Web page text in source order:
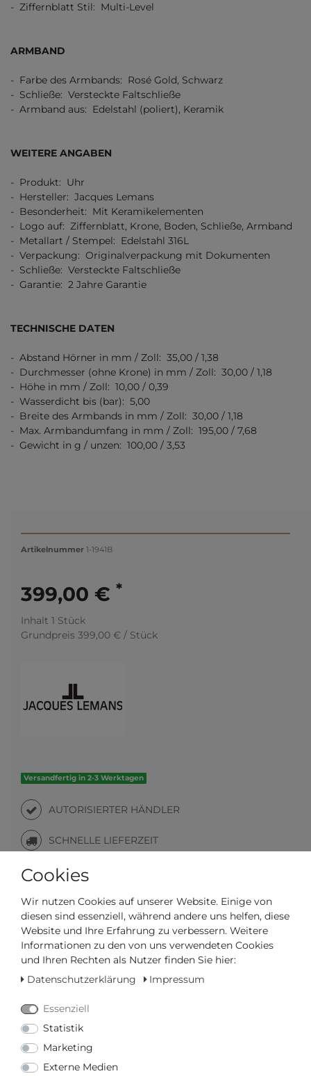
- Ziffernblatt Stil: Multi-Level
ARMBAND
- Farbe des Armbands: Rosé Gold, Schwarz
- Schließe: Versteckte Faltschließe
- Armband aus: Edelstahl (poliert), Keramik
WEITERE ANGABEN
- Produkt: Uhr
- Hersteller: Jacques Lemans
- Besonderheit: Mit Keramikelementen
- Logo auf: Ziffernblatt, Krone, Boden, Schließe, Armband
- Metallart / Stempel: Edelstahl 316L
- Verpackung: Originalverpackung mit Dokumenten
- Schließe: Versteckte Faltschließe
- Garantie: 2 Jahre Garantie
TECHNISCHE DATEN
- Abstand Hörner in mm / Zoll: 35,00 / 1,38
- Durchmesser (ohne Krone) in mm / Zoll: 30,00 / 1,18
- Höhe in mm / Zoll: 10,00 / 0,39
- Wasserdicht bis (bar): 5,00
- Breite des Armbands in mm / Zoll: 30,00 / 1,18
- Max. Armbandumfang in mm / Zoll: 195,00 / 7,68
- Gewicht in g / unzen: 100,00 / 3,53
Artikelnummer 1-1941B
399,00 € *
Inhalt 1 Stück
Grundpreis 399,00 € / Stück
Versandfertig in 2-3 Werktagen
AUTORISIERTER HÄNDLER
SCHNELLE LIEFERZEIT
387,03 € *
Frage zum Artikel
Cookies
Wir nutzen Cookies auf unserer Website. Einige von
diesen sind essenziell, während andere uns helfen, diese
Website und Ihre Erfahrung zu verbessern. Weitere
Informationen zu den von uns verwendeten Cookies
und Ihren Rechten als Nutzer finden Sie hier:
Datenschutzerklärung
Impressum
Essenziell
Statistik
Marketing
Externe Medien